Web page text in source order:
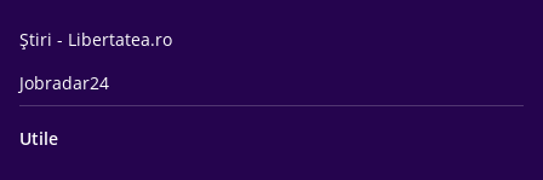
Știri - Libertatea.ro
Jobradar24
Utile